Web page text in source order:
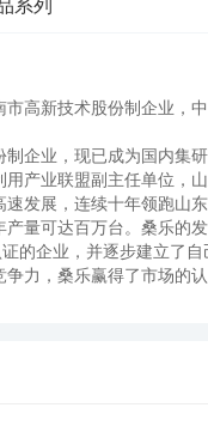
系列
高新技术股份制企业，
企业，现已成为国内集研
产业联盟副主任单位，
发展，连续十年领跑山
量可达百万台。桑乐的
的企业，并逐步建立了
力，桑乐赢得了市场的认
重文化建设和人才培养，